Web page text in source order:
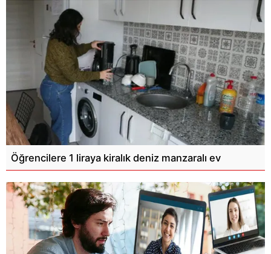
Öğrencilere 1 liraya kiralık deniz manzaralı ev